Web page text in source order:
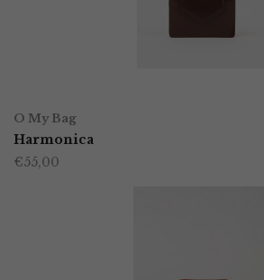
O My Bag
Harmonica
€55,00